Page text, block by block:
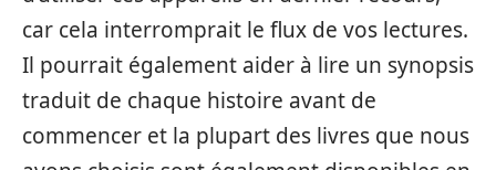
car cela interromprait le flux de vos lectures.
Il pourrait également aider à lire un synopsis
traduit de chaque histoire avant de
commencer et la plupart des livres que nous